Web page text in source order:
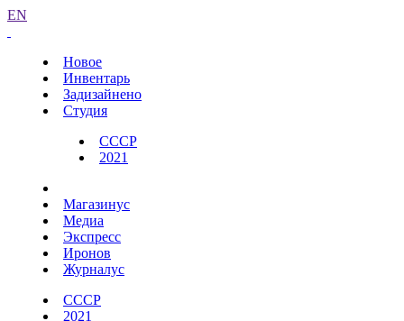
EN
Новое
Инвентарь
Задизайнено
Студия
СССР
2021
Магазинус
Медиа
Экспресс
Иронов
Журналус
СССР
2021